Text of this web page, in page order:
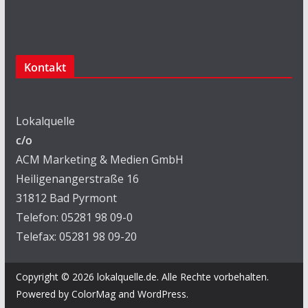
Kontakt
Lokalquelle
c/o
ACM Marketing & Medien GmbH
Heiligenangerstraße 16
31812 Bad Pyrmont
Telefon: 05281 98 09-0
Telefax: 05281 98 09-20
Copyright © 2026 lokalquelle.de. Alle Rechte vorbehalten.
Powered by ColorMagand WordPress.